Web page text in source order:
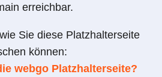
erreichbar.
Sie diese Platzhalterseite
können:
webgo Platzhalterseite?